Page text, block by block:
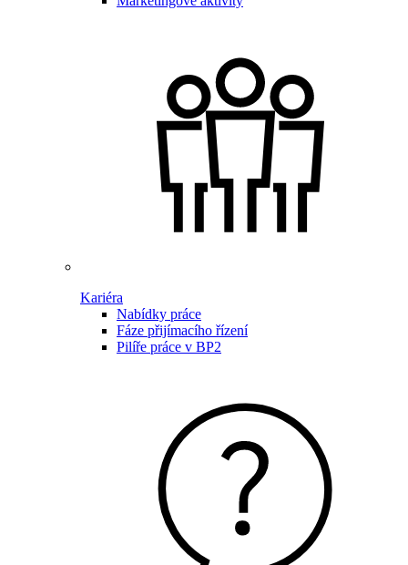
Kariéra
Nabídky práce
Fáze přijímacího řízení
Pilíře práce v BP2